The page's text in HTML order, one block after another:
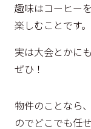
趣味はコーヒー
楽しむことです。
実は大会とかに
ぜひ！
物件のことなら
のでどこでも任